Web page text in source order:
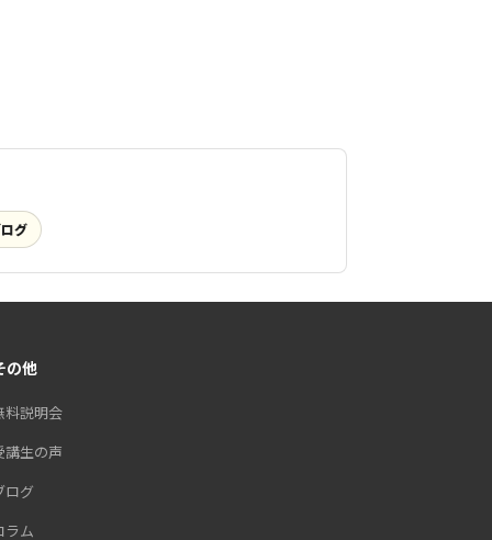
グ
の他
料説明会
講生の声
ログ
ラム